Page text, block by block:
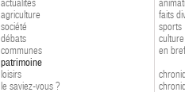
actualités
agriculture
société
débats
communes
patrimoine
loisirs
le saviez-vous ?
faits
sports
culture
en bref